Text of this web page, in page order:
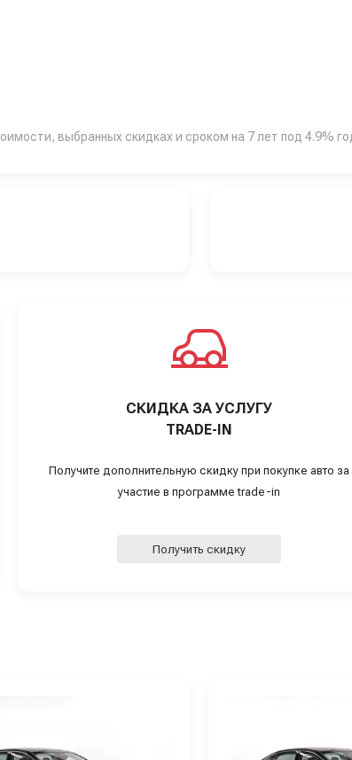
выбранных скидках и сроком на 7 лет под 4.9%
СКИДКА ЗА УСЛУГУ
TRADE-IN
Получите дополнительную скидку при покупке авто за
участие в программе trade-in
Получить скидку